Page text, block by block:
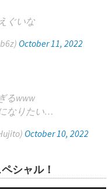
ぐいな
October 11, 2022
るwww
なりたい…
October 10, 2022
シャル！